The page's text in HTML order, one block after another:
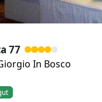
77
In Bosco